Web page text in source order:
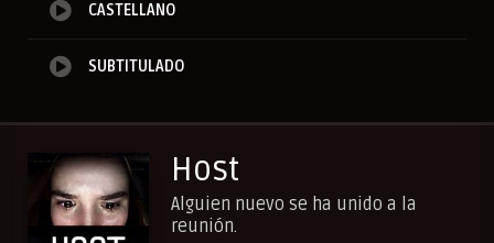
CASTELLANO
SUBTITULADO
Host
Alguien nuevo se ha unido a la
reunión.